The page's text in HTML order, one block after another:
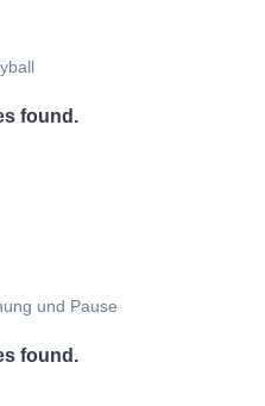
found.
und Pause
found.